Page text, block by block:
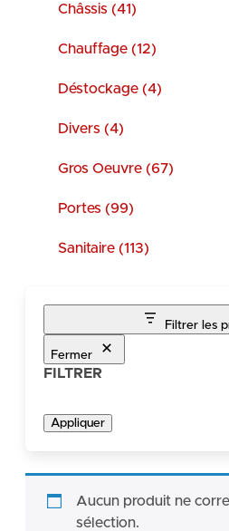
Châssis (41)
Chauffage (12)
Déstockage (4)
Divers (4)
Gros Oeuvre (67)
Portes (99)
Sanitaire (113)
Filtrer les
Fermer
FILTRER
Appliquer
Aucun produit ne
sélection.